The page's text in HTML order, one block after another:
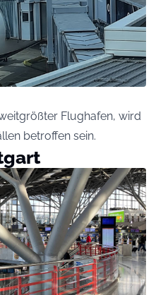
Flughafen, wird
betroffen sein.